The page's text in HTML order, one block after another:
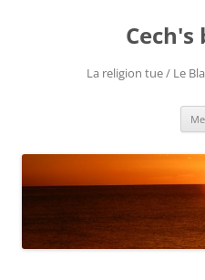
Cech's
La religion tue / Le